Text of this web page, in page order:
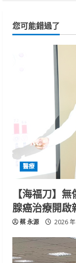
您可能錯過了
醫療
【海福刀】
腺癌治療開啟
蔡 永源 2026